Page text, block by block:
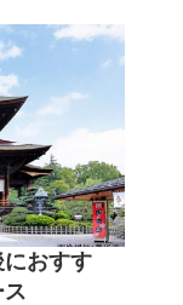
おすす